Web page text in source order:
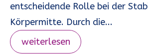
entscheidende Rolle bei der
Körpermitte. Durch die...
weiterlesen